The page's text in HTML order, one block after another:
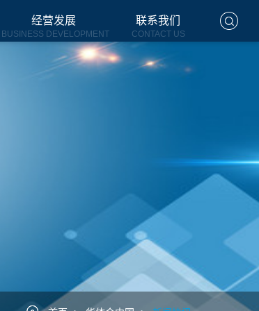
经营发展
BUSINESS DEVELOPMENT
联系我们
CONTACT US